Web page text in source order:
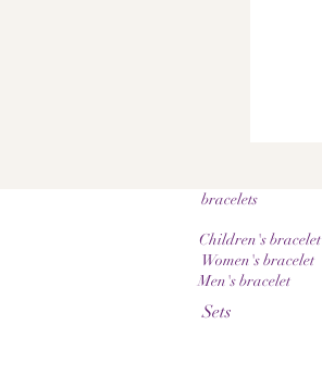
bracelets
Children's bracelet
Women's bracelet
Men's bracelet
Sets